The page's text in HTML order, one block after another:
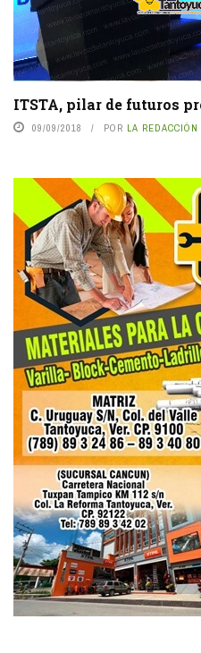
ITSTA, pilar de futuros
09/09/2018 POR LA REDACCIÓN